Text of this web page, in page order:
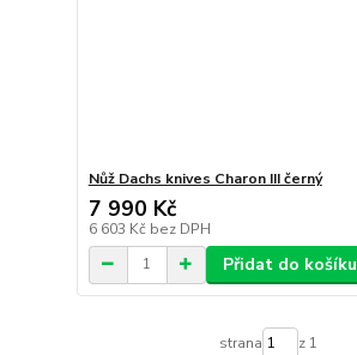
Nůž Dachs knives Charon III černý
7 990 Kč
6 603 Kč bez DPH
Přidat do košíku
strana z 1